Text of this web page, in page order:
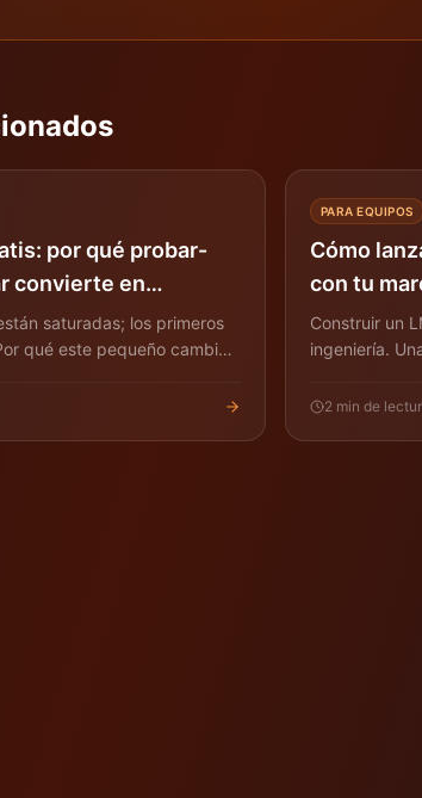
por qué probar-
convierte en
saturadas; los primeros
qué este pequeño cambio
PARA EQUIPOS
Cómo
con tu
Construir un
ingeniería.
pragmático.
2 min de